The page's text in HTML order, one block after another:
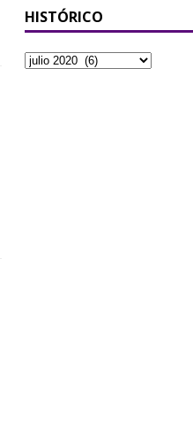
HISTÓRICO